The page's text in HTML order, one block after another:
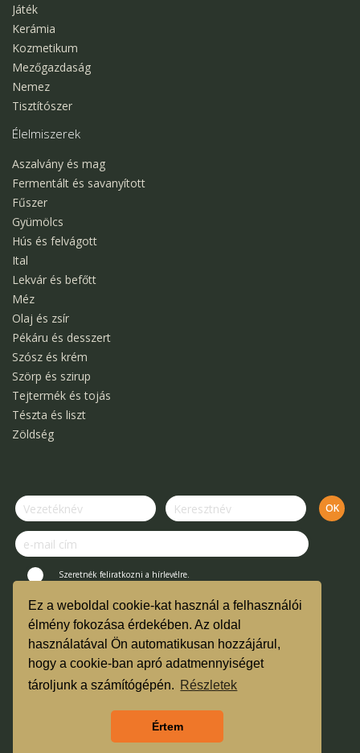
Ez a weboldal cookie-kat használ a felhasználói
élmény fokozása érdekében. Az oldal
használatával Ön automatikusan hozzájárul,
hogy a cookie-ban apró adatmennyiséget
tároljunk a számítógépén. Részletek
Értem
Játék
Kerámia
Kozmetikum
Mezőgazdaság
Nemez
Tisztítószer
Élelmiszerek
Aszalvány és mag
Fermentált és savanyított
Fűszer
Gyümölcs
Hús és felvágott
Ital
Lekvár és befőtt
Méz
Olaj és zsír
Pékáru és desszert
Szósz és krém
Szörp és szirup
Tejtermék és tojás
Tészta és liszt
Zöldség
Szeretnék feliratkozni a hírlevélre.
© Kertek Íze Bevásárló Közösség.
Vásárlási útmutató és ÁSZF
TMR
Árgarancia